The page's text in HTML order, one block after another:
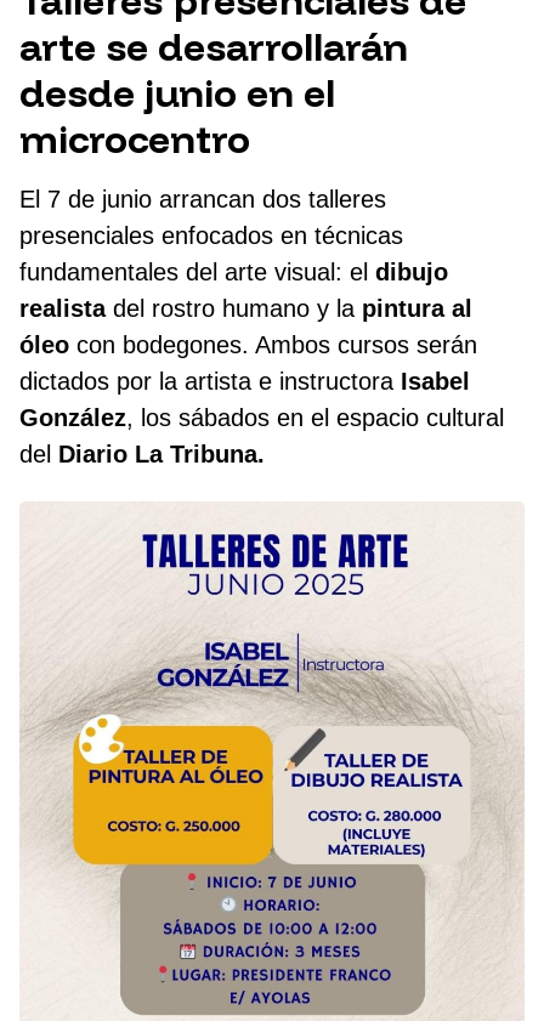
arte se desarrollarán
desde junio en el
microcentro
El 7 de junio arrancan dos talleres
presenciales enfocados en técnicas
fundamentales del arte visual: el dibujo
realistadel rostro humano y la pintura al
óleo con bodegones. Ambos cursos serán
dictados por la artista e instructora Isabel
González, los sábados en el espacio cultural
del Diario La Tribuna.